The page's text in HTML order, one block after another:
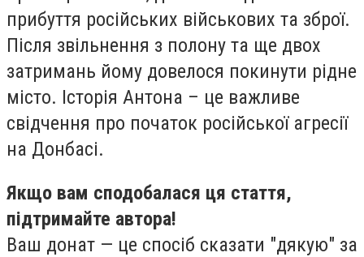
прибуття російських військових та зброї.
Після звільнення з полону та ще двох
затримань йому довелося покинути рідне
місто. Історія Антона – це важливе
свідчення про початок російської агресії
на Донбасі.
Якщо вам сподобалася ця стаття,
підтримайте автора!
Ваш донат — це спосіб сказати "дякую" за